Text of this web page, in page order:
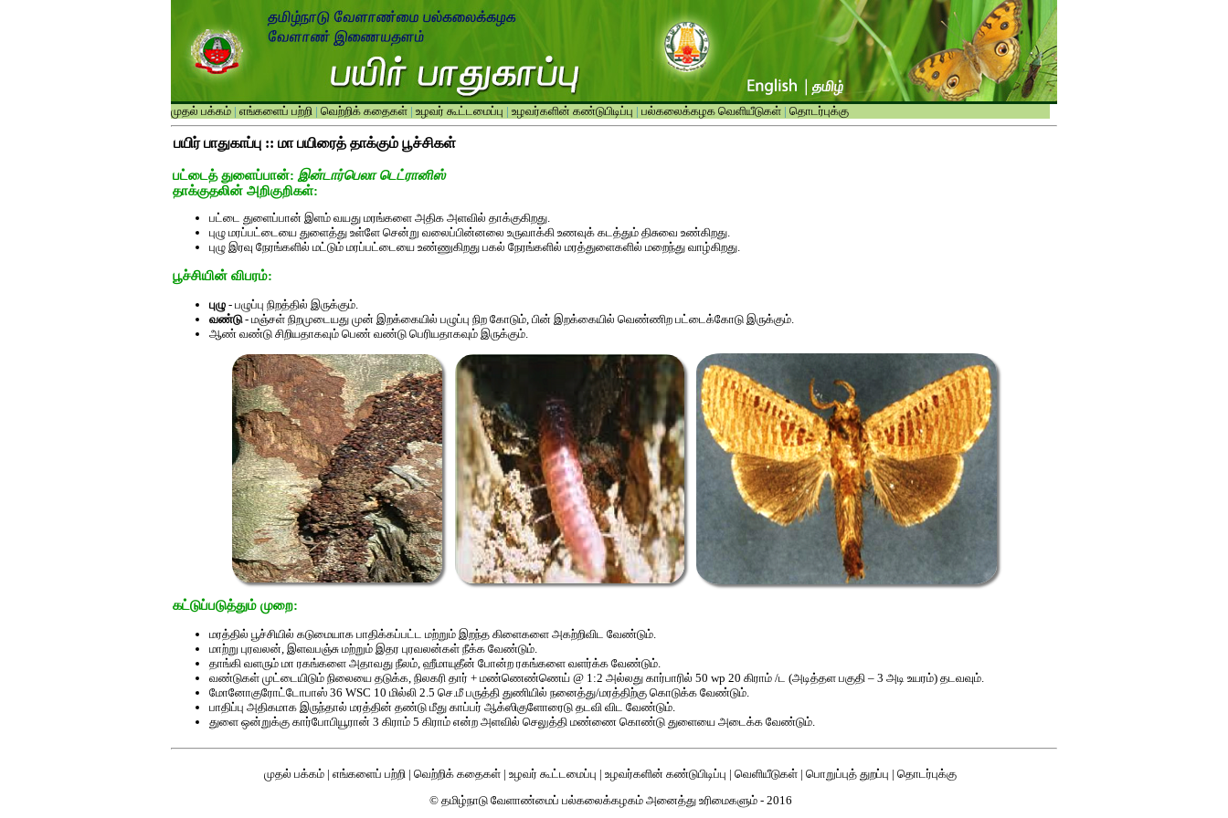
முதல் பக்கம் | எங்களைப் பற்றி | வெற்றிக் கதைகள் | உழவர் கூட்டமைப்பு | உழவர்களின் கண்டுபிடிப்பு | பல்கலைக்கழக வெளியீடுகள் | தொடர்புக்கு
பயிர் பாதுகாப்பு :: மா பயிரைத் தாக்கும் பூச்சிகள்
பட்டைத் துளைப்பான்: இன்டார்பெலா டெட்ரானிஸ்
தாக்குதலின் அறிகுறிகள்:
பட்டை துளைப்பான் இளம் வயது மரங்களை அதிக அளவில் தாக்குகிறது.
புழு மரப்பட்டையை துளைத்து உள்ளே சென்று வலைப்பின்னலை உருவாக்கி உணவுக் கடத்தும் திசுவை உண்கிறது.
புழு இரவு நேரங்களில் மட்டும் மரப்பட்டையை உண்ணுகிறது பகல் நேரங்களில் மரத்துளைகளில் மறைந்து வாழ்கிறது.
பூச்சியின் விபரம்:
புழு - பழுப்பு நிறத்தில் இருக்கும்.
வண்டு- மஞ்சள் நிறமுடையது முன் இறக்கையில் பழுப்பு நிற கோடும், பின் இறக்கையில் வெண்ணிற பட்டைக்கோடு இருக்கும்.
ஆண் வண்டு சிறியதாகவும் பெண் வண்டு பெரியதாகவும் இருக்கும்.
கட்டுப்படுத்தும் முறை:
மரத்தில் பூச்சியில் கடுமையாக பாதிக்கப்பட்ட மற்றும் இறந்த கிளைகளை அகற்றிவிட வேண்டும்.
மாற்று புரவலன், இளவபஞ்சு மற்றும் இதர புரவலன்கள் நீக்க வேண்டும்.
தாங்கி வளரும் மா ரகங்களை அதாவது நீலம், ஹீமாயுதீன் போன்ற ரகங்களை வளர்க்க வேண்டும்.
வண்டுகள் முட்டையிடும் நிலையை தடுக்க, நிலகரி தார் + மண்ணெண்ணெய் @ 1:2 அல்லது கார்பாரில் 50 wp 20 கிராம் /ட (அடித்தள பகுதி – 3 அடி உயரம்) தடவவும்.
மோனோகுரோட்டோபாஸ் 36 WSC 10 மில்லி 2.5 செ.மீ பருத்தி துணியில் நனைத்து/மரத்திற்கு கொடுக்க வேண்டும்.
பாதிப்பு அதிகமாக இருந்தால் மரத்தின் தண்டு மீது காப்பர் ஆக்ஸிகுளோரைடு தடவி விட வேண்டும்.
துளை ஒன்றுக்கு கார்போபியூரான் 3 கிராம் 5 கிராம் என்ற அளவில் செலுத்தி மண்ணை கொண்டு துளையை அடைக்க வேண்டும்.
முதல் பக்கம் | எங்களைப் பற்றி | வெற்றிக் கதைகள் | உழவர் கூட்டமைப்பு | உழவர்களின் கண்டுபிடிப்பு | வெளியீடுகள் | பொறுப்புத் துறப்பு | தொடர்புக்கு
© தமிழ்நாடு வேளாண்மைப் பல்கலைக்கழகம் அனைத்து உரிமைகளும் - 2016